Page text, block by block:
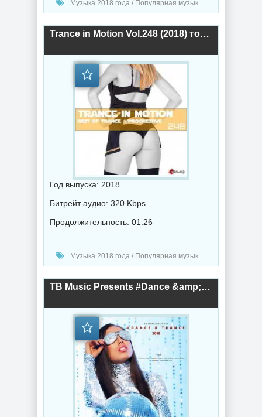
Музыка 2018 года / Популярная музыка / Диско музыка / Музыка в машину
Trance in Motion Vol.248 (2018) торрент
Год выпуска: 2018
Битрейт аудио: 320 Kbps
Продолжительность: 01:26
Музыка 2018 года / Популярная музыка / Транс музыка / Музыка в машину
TB Music Presents #Dance &amp; Trance (2018) торрент